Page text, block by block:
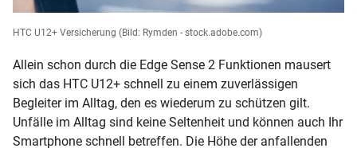
HTC U12+ Versicherung (Bild: Rymden - stock.adobe.com)
Allein schon durch die Edge Sense 2 Funktionen mausert
sich das HTC U12+ schnell zu einem zuverlässigen
Begleiter im Alltag, den es wiederum zu schützen gilt.
Unfälle im Alltag sind keine Seltenheit und können auch Ihr
Smartphone schnell betreffen. Die Höhe der anfallenden